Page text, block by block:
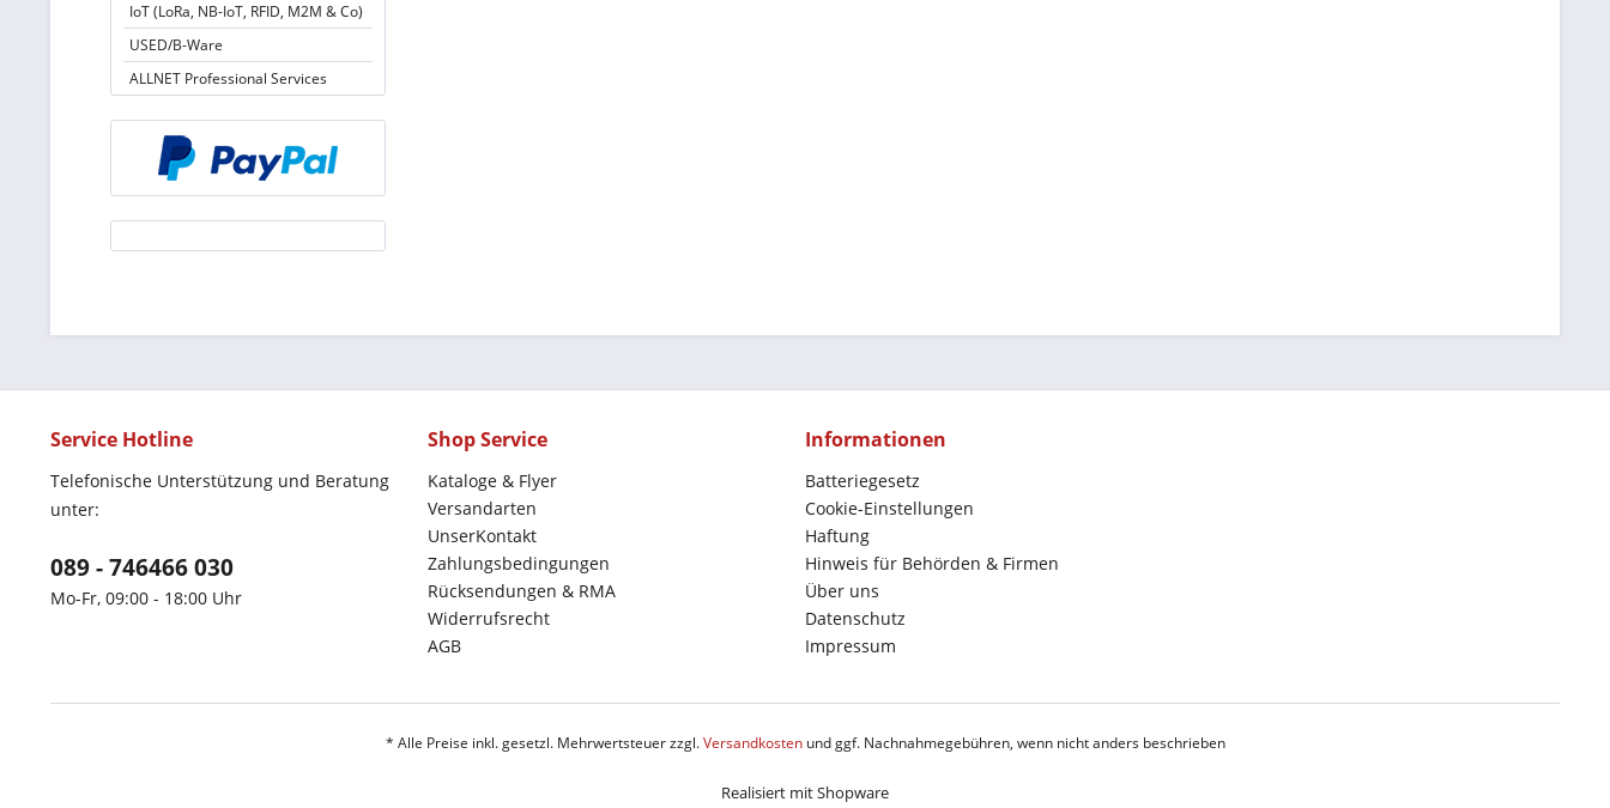
IoT (LoRa, NB-IoT, RFID, M2M & Co)
USED/B-Ware
ALLNET Professional Services
Service Hotline
Telefonische Unterstützung und Beratung
unter:
089 - 746466 030
Mo-Fr, 09:00 - 18:00 Uhr
Shop Service
Kataloge & Flyer
Versandarten
UnserKontakt
Zahlungsbedingungen
Rücksendungen & RMA
Widerrufsrecht
AGB
Informationen
Batteriegesetz
Cookie-Einstellungen
Haftung
Hinweis für Behörden & Firmen
Über uns
Datenschutz
Impressum
* Alle Preise inkl. gesetzl. Mehrwertsteuer zzgl.Versandkostenund ggf. Nachnahmegebühren, wenn nicht anders beschrieben
Realisiert mit Shopware